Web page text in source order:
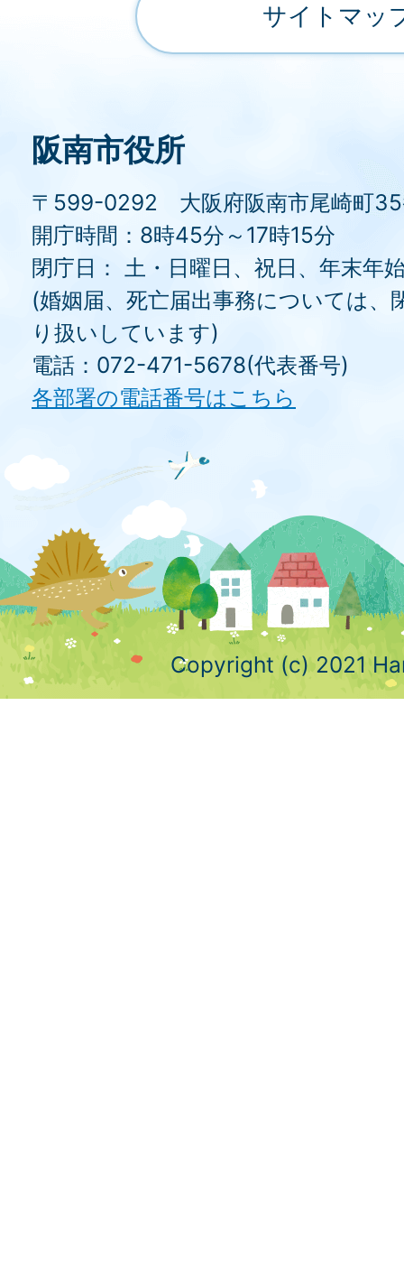
サイトマッ
阪南市役所
〒599-0292 大阪府阪南市尾崎町35
開庁時間：8時45分～17時15分
閉庁日： 土・日曜日、祝日、年末年
(婚姻届、死亡届出事務については、
り扱いしています)
電話：072-471-5678(代表番号)
各部署の電話番号はこちら
Copyright (c) 2021